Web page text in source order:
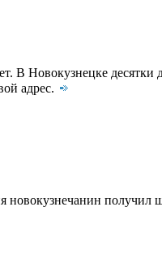
В Новокузнецке
адрес.
новокузнечанин получил